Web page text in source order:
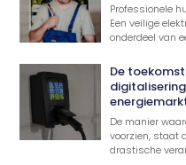
Professionele
Een veilige
onderdeel van
De
De manier
voorzien, staat
drastische